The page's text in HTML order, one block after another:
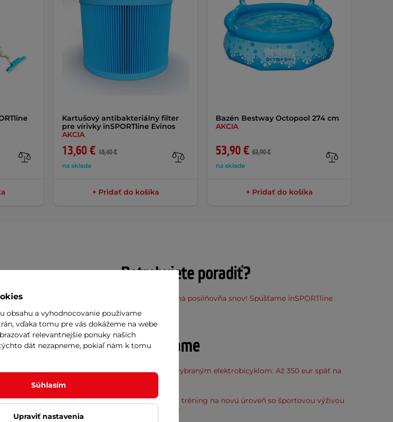
Kartušový antibakteriálny filter
pre vírivky inSPORTline Evinos
AKCIA
13,60 € 18,40 €
na sklade
+ Pridať do košíka
Bazén Bestway Octopool 274 cm
AKCIA
53,90 € 63,90 €
na sklade
+ Pridať do košíka
až počas 4 týždňov
mastnotypomocou
Potrebujete poradiť?
Vaša dostupná posilňovňa snov! Spúšťame inSPORTline
Odporúčame
Cashback k vybraným elektrobicyklom. Až 350 eur späť na
Posuňte svoj tréning na novú úroveň so športovou výživou
inSPORTline!
obsahu a vyhodnocovanie používame
vďaka tomu pre vás dokážeme na webe
relevantnejšie ponuky našich
dát nezapneme, pokiaľ nám k tomu
Súhlasím
Upraviť nastavenia